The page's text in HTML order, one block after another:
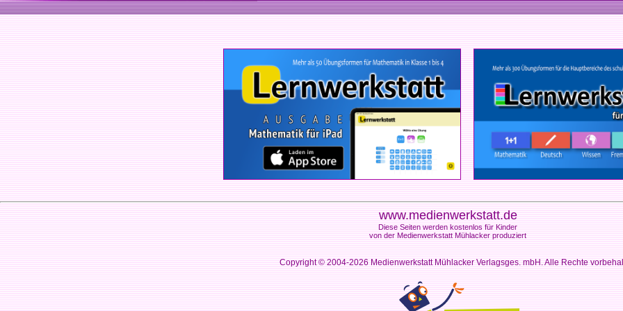
www.medienwerkstatt.de
Diese Seiten werden kostenlos für Kinder
von der Medienwerkstatt Mühlacker produziert
Copyright © 2004-2026Medienwerkstatt Mühlacker Verlagsges. mbH. Alle Rechte